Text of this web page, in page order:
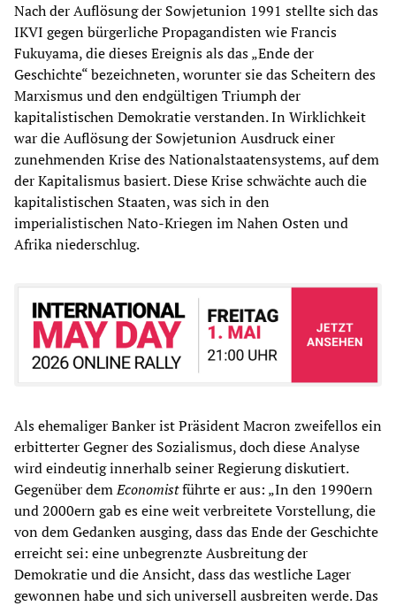
Nach der Auflösung der Sowjetunion 1991 stellte sich das
IKVI gegen bürgerliche Propagandisten wie Francis
Fukuyama, die dieses Ereignis als das „Ende der
Geschichte“ bezeichneten, worunter sie das Scheitern des
Marxismus und den endgültigen Triumph der
kapitalistischen Demokratie verstanden. In Wirklichkeit
war die Auflösung der Sowjetunion Ausdruck einer
zunehmenden Krise des Nationalstaatensystems, auf dem
der Kapitalismus basiert. Diese Krise schwächte auch die
kapitalistischen Staaten, was sich in den
imperialistischen Nato-Kriegen im Nahen Osten und
Afrika niederschlug.
Als ehemaliger Banker ist Präsident Macron zweifellos ein
erbitterter Gegner des Sozialismus, doch diese Analyse
wird eindeutig innerhalb seiner Regierung diskutiert.
Gegenüber demEconomistführte er aus: „In den 1990ern
und 2000ern gab es eine weit verbreitete Vorstellung, die
von dem Gedanken ausging, dass das Ende der Geschichte
erreicht sei: eine unbegrenzte Ausbreitung der
Demokratie und die Ansicht, dass das westliche Lager
gewonnen habe und sich universell ausbreiten werde. Das